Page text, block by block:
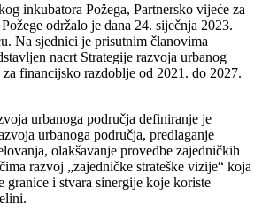
inkubatora Požega, Partnersko vijeće za
održalo je dana 24. siječnja 2023.
Na sjednici je prisutnim članovima
nacrt Strategije razvoja urbanog
za financijsko razdoblje od 2021. do 2027.
urbanoga područja definiranje je
urbanoga područja, predlaganje
olakšavanje provedbe zajedničkih
razvoj „zajedničke strateške vizije“ koja
granice i stvara sinergije koje koriste